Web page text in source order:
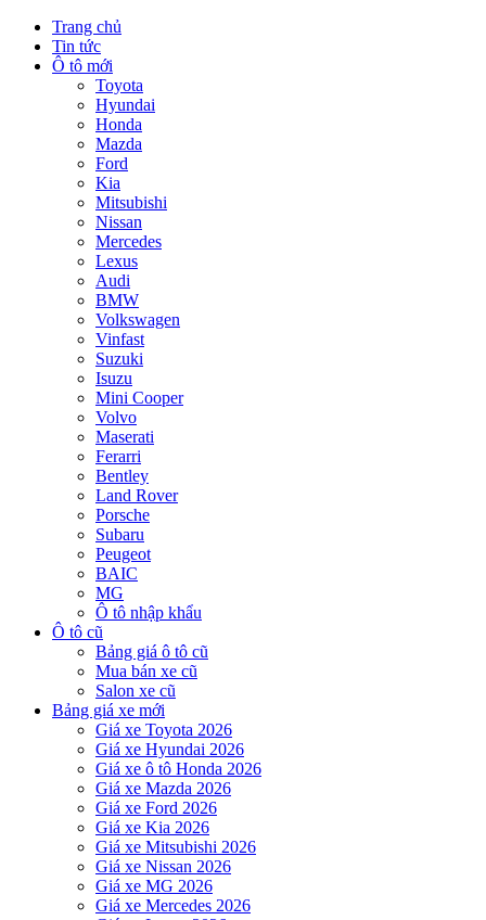
Trang chủ
Tin tức
Ô tô mới
Toyota
Hyundai
Honda
Mazda
Ford
Kia
Mitsubishi
Nissan
Mercedes
Lexus
Audi
BMW
Volkswagen
Vinfast
Suzuki
Isuzu
Mini Cooper
Volvo
Maserati
Ferarri
Bentley
Land Rover
Porsche
Subaru
Peugeot
BAIC
MG
Ô tô nhập khẩu
Ô tô cũ
Bảng giá ô tô cũ
Mua bán xe cũ
Salon xe cũ
Bảng giá xe mới
Giá xe Toyota 2026
Giá xe Hyundai 2026
Giá xe ô tô Honda 2026
Giá xe Mazda 2026
Giá xe Ford 2026
Giá xe Kia 2026
Giá xe Mitsubishi 2026
Giá xe Nissan 2026
Giá xe MG 2026
Giá xe Mercedes 2026